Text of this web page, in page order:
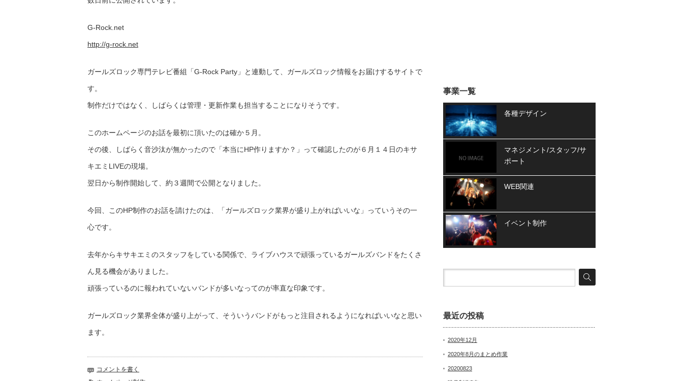
G-Rock.net
http://g-rock.net
ガールズロック専門テレビ番組「G-Rock Party」と連動して、ガールズロック情報をお届けするサイトで
す。
制作だけではなく、しばらくは管理・更新作業も担当することになりそうです。
このホームページのお話を最初に頂いたのは確か５月。
その後、しばらく音沙汰が無かったので「本当にHP作りますか？」って確認したのが６月１４日のキサ
キエミLIVEの現場。
翌日から制作開始して、約３週間で公開となりました。
今回、このHP制作のお話を請けたのは、「ガールズロック業界が盛り上がればいいな」っていうその一
心です。
去年からキサキエミのスタッフをしている関係で、ライブハウスで頑張っているガールズバンドをたくさ
ん見る機会がありました。
頑張っているのに報われていないバンドが多いなってのが率直な印象です。
ガールズロック業界全体が盛り上がって、そういうバンドがもっと注目されるようになればいいなと思い
ます。
コメントを書く
事業一覧
各種デザイン
マネジメント/スタッフ/サ
ポート
WEB関連
イベント制作
最近の投稿
2020年12月
2020年8月のまとめ作業
20200823